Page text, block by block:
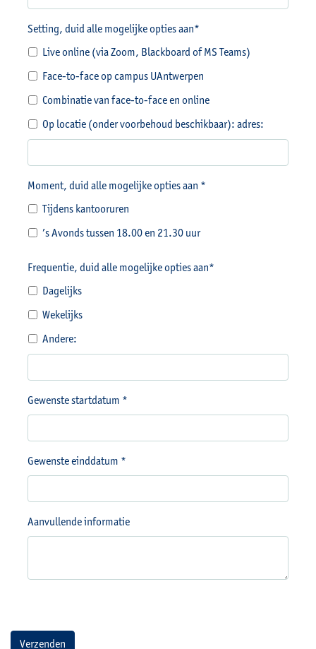
Setting, duid alle mogelijke opties aan*
Live online (via Zoom, Blackboard of MS Teams)
Face-to-face op campus UAntwerpen
Combinatie van face-to-face en online
Op locatie (onder voorbehoud beschikbaar): adres:
Moment, duid alle mogelijke opties aan *
Tijdens kantooruren
’s Avonds tussen 18.00 en 21.30 uur
Frequentie, duid alle mogelijke opties aan*
Dagelijks
Wekelijks
Andere:
Gewenste startdatum *
Gewenste einddatum *
Aanvullende informatie
Verzenden